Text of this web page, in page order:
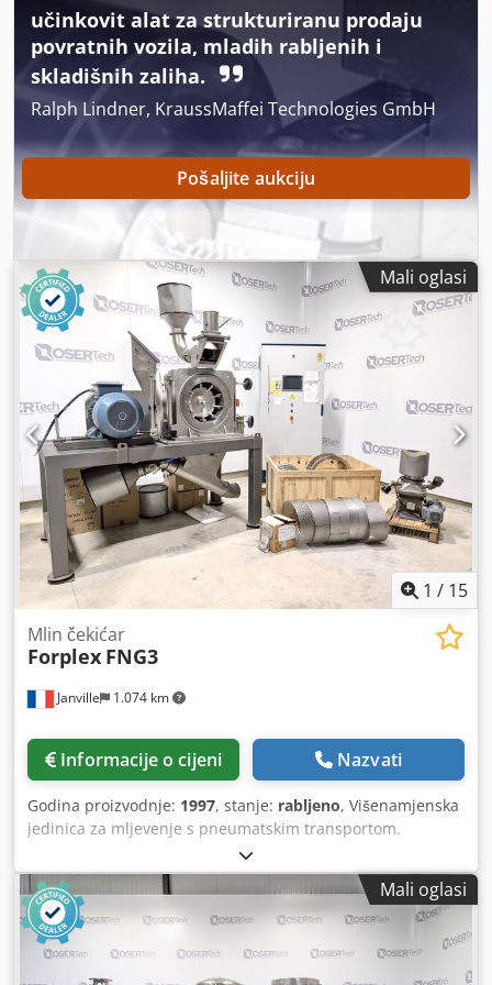
brtvilo, osigurana nepropusnost).
učinkovit alat za strukturiranu prodaju
povratnih vozila, mladih rabljenih i
skladišnih zaliha.
Ralph Lindner, KraussMaffei Technologies GmbH
Pošaljite aukciju
Mali oglasi
1 / 15
Janville 1.074 km
Mlin čekićar
Forplex FNG3
Informacije o cijeni Nazvati
Godina proizvodnje: 1997, stanje: rabljeno, Višenamjenska
jedinica za mljevenje s pneumatskim transportom.
Proizvođač: Forplex Model: FNG3 Tip: Čekićasti/igličasti
mlin Godina proizvodnje: 1997. (2021.: potpuna obnova od
strane proizvođača: mehanički, električni itd.) Dostupni
alati za mljevenje: - Set ploča sa iglama (rotor/stator) -
Sklop čekićaste ploče s prstenom sita - Sklop oštrice s
Mali oglasi